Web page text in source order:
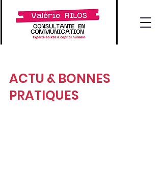
ACTU & BONNES
PRATIQUES